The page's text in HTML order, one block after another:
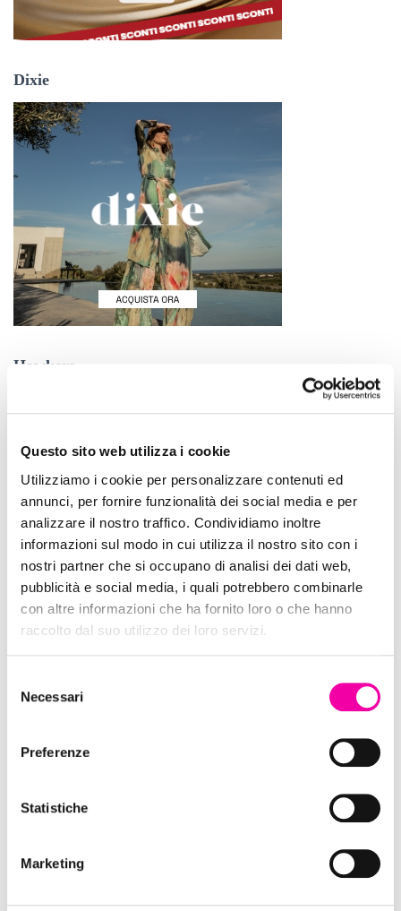
Questo sito web utilizza i cookie
Utilizziamo i cookie per personalizzare contenuti ed
annunci, per fornire funzionalità dei social media e per
analizzare il nostro traffico. Condividiamo inoltre
informazioni sul modo in cui utilizza il nostro sito con i
nostri partner che si occupano di analisi dei dati web,
pubblicità e social media, i quali potrebbero combinarle
con altre informazioni che ha fornito loro o che hanno
raccolto dal suo utilizzo dei loro servizi.
delNecessari
Preferenze
Statistiche
Marketing
Dixie
Hawkers